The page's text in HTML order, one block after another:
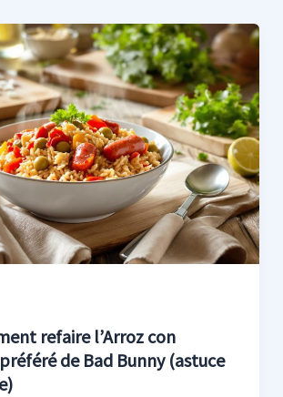
refaire l’Arroz con
de Bad Bunny (astuce